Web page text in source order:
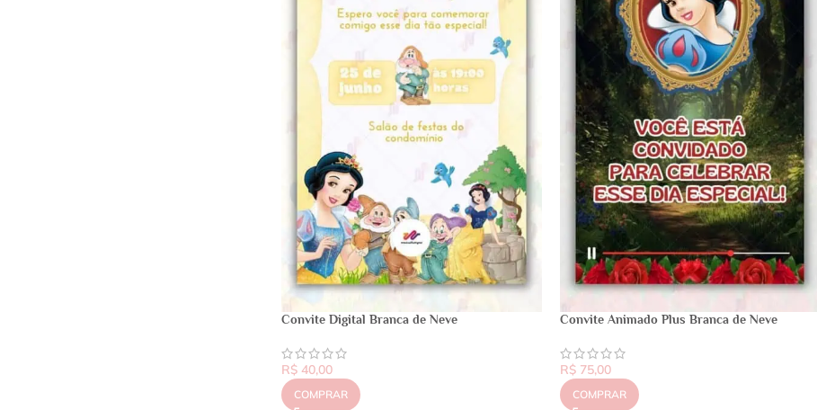
Convite Digital Branca de Neve
R$40,00
COMPRAR
Convite Animado Plus Branca de Neve
R$75,00
COMPRAR